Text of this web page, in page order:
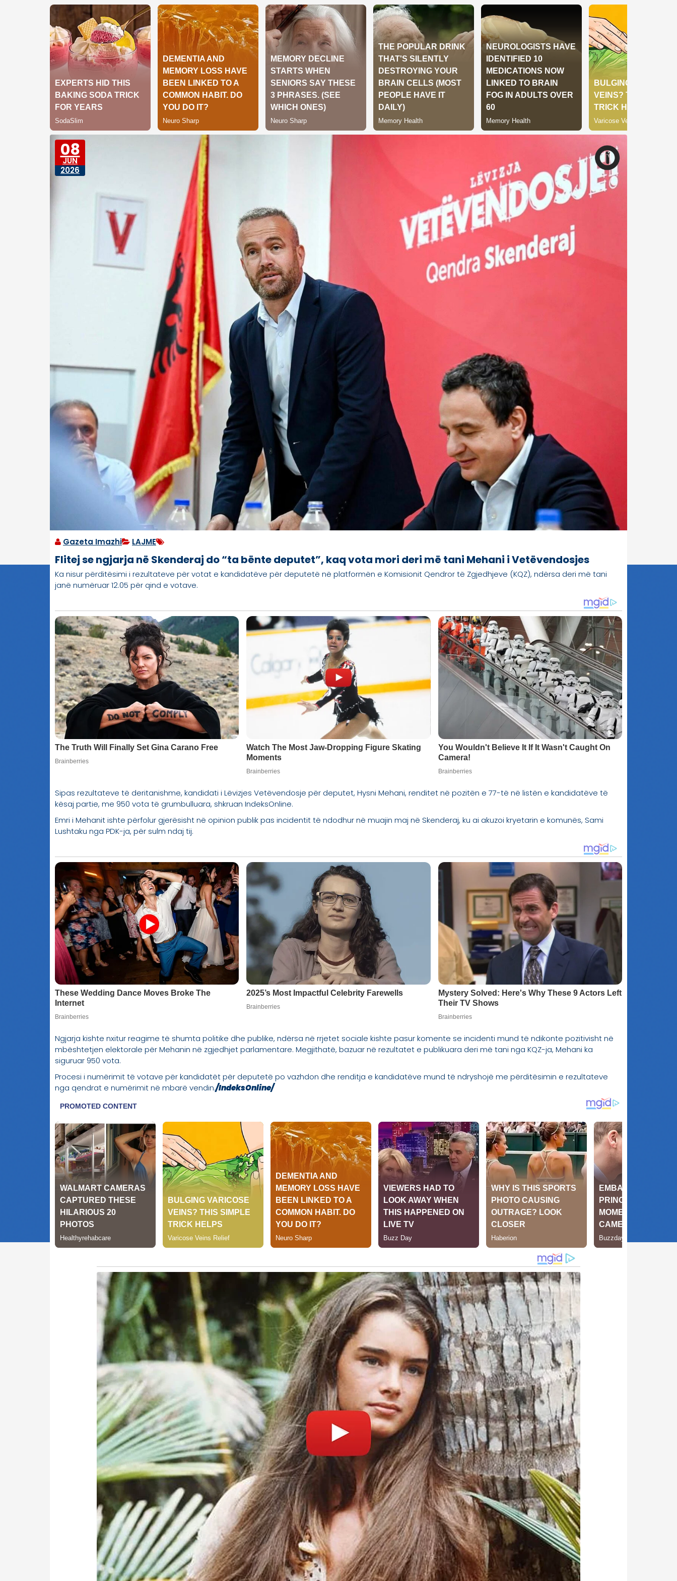
08
JUN
2026
Gazeta Imazhi LAJME
Flitej se ngjarja në Skenderaj do “ta bënte deputet”, kaq vota mori deri më tani Mehani i Vetëvendosjes
Ka nisur përditësimi i rezultateve për votat e kandidatëve për deputetë në platformën e Komisionit Qendror të Zgjedhjeve (KQZ), ndërsa deri më tani
janë numëruar 12.05 për qind e votave.
Sipas rezultateve të deritanishme, kandidati i Lëvizjes Vetëvendosje për deputet, Hysni Mehani, renditet në pozitën e 77-të në listën e kandidatëve të
kësaj partie, me 950 vota të grumbulluara, shkruan IndeksOnline.
Emri i Mehanit ishte përfolur gjerësisht në opinion publik pas incidentit të ndodhur në muajin maj në Skenderaj, ku ai akuzoi kryetarin e komunës, Sami
Lushtaku nga PDK-ja, për sulm ndaj tij.
Ngjarja kishte nxitur reagime të shumta politike dhe publike, ndërsa në rrjetet sociale kishte pasur komente se incidenti mund të ndikonte pozitivisht në
mbështetjen elektorale për Mehanin në zgjedhjet parlamentare. Megjithatë, bazuar në rezultatet e publikuara deri më tani nga KQZ-ja, Mehani ka
siguruar 950 vota.
Procesi i numërimit të votave për kandidatët për deputetë po vazhdon dhe renditja e kandidatëve mund të ndryshojë me përditësimin e rezultateve
nga qendrat e numërimit në mbarë vendin./IndeksOnline/